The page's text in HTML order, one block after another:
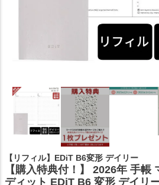
【リフィル】EDiT B6変形 デイリー
【購入特典付！】 2026年 手帳
ディット EDiT B6 変形 デイリ